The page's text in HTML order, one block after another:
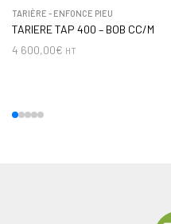
TARIÈRE - ENFONCE PIEU
TARIERE TAP 400 – BOB CC/M
4 600,00€ HT